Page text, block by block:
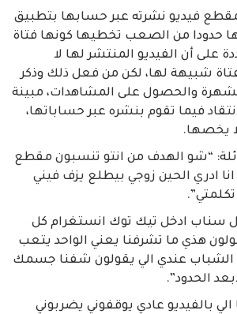
فيديو نشرته عبر حسابها بتطبيق
حدودا من الصعب تخطيها كونها فتاة
على أن الفيديو المنتشر لها لا
شبيهة لها، لكن من فعل ذلك وذكر
والحصول على المشاهدات، مبينة
فيما تقوم بنشره عبر حساباتها،
يخصها.
“شو الهدف من انتو تنسبون مقطع
ادري الحين زوجي بيطلع يزف فيني
سناب ادخل تيك توك انستغرام كل
هذي ما تشرفنا يعني الواحد يتعب
الشباب عندي الي يقولون شفنا جسمك
الحدود”.
بالفيديو عادي يوقفوني يضربوني